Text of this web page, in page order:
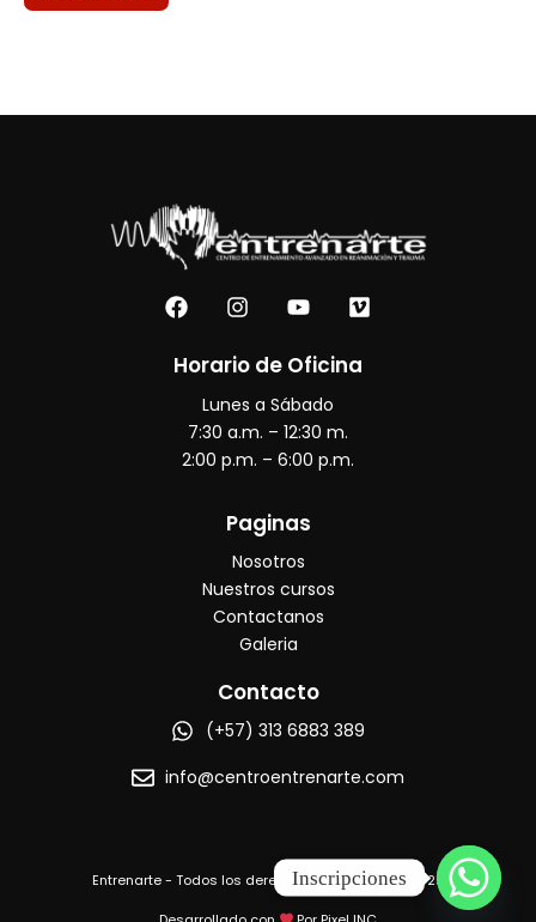
F
a
e
o
k
I
n
t
g
r
a
Y
o
t
b
e
V
i
e
Horario de Oficina
Lunes a Sábado
7:30 a.m. – 12:30 m.
2:00 p.m. – 6:00 p.m.
Paginas
Nosotros
Nuestros cursos
Contactanos
Galeria
Contacto
(+57) 313 6883 389
info@centroentrenarte.com
Entrenarte - Todos los derechos reservados © 2025
Inscripciones